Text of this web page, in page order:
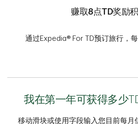
赚取8点TD奖励
通过Expedia® For TD预订旅行，
我在第一年可获得多少
移动滑块或使用字段输入您目前每月